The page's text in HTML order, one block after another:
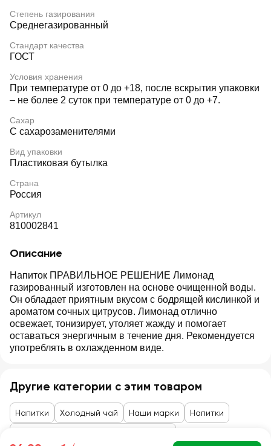
Степень газирования
Среднегазированный
Стандарт качества
ГОСТ
Условия хранения
При температуре от 0 до +18, после вскрытия упаковки
– не более 2 суток при температуре от 0 до +7.
Сахар
С сахарозаменителями
Вид упаковки
Пластиковая бутылка
Страна
Россия
Артикул
810002841
Описание
Напиток ПРАВИЛЬНОЕ РЕШЕНИЕ Лимонад
газированный изготовлен на основе очищенной воды.
Он обладает приятным вкусом с бодрящей кислинкой и
ароматом сочных цитрусов. Лимонад отлично
освежает, тонизирует, утоляет жажду и помогает
оставаться энергичным в течение дня. Рекомендуется
употреблять в охлажденном виде.
Другие категории с этим товаром
Напитки Холодный чай Наши марки Напитки